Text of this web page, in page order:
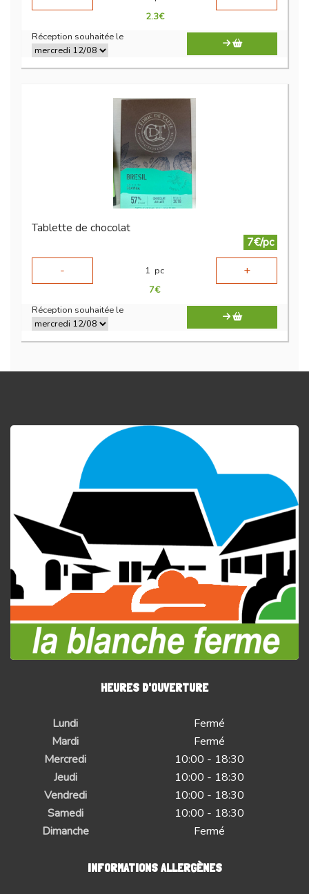
2.3€
Réception souhaitée le
Tablette de chocolat
7€/pc
-
1 pc +
7€
Réception souhaitée le
HEURES D'OUVERTURE
Lundi
Fermé
Mardi
Fermé
Mercredi
10:00 - 18:30
Jeudi
10:00 - 18:30
Vendredi
10:00 - 18:30
Samedi
10:00 - 18:30
Dimanche
Fermé
INFORMATIONS ALLERGÈNES